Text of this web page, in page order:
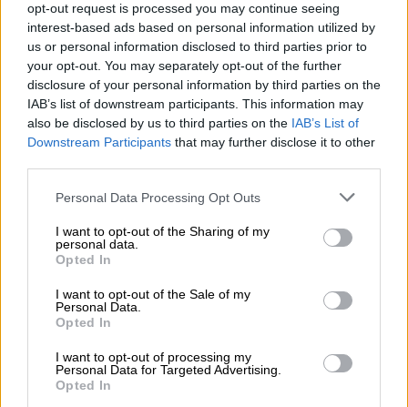
opt-out request is processed you may continue seeing
interest-based ads based on personal information utilized by
us or personal information disclosed to third parties prior to
your opt-out. You may separately opt-out of the further
disclosure of your personal information by third parties on the
IAB’s list of downstream participants. This information may
also be disclosed by us to third parties on the IAB’s List of
Downstream Participants that may further disclose it to other
Please note that this website/app uses one or more Google
not limited to your visit or usage behaviour. You may click to
grant or deny consent to Google and its third-party tags to
use your data for below specified purposes in below Google
consent section.
Personal Data Processing Opt Outs
I want to opt-out of the Sharing of my
personal data.
Opted In
I want to opt-out of the Sale of my
Personal Data.
Opted In
I want to opt-out of processing my
Personal Data for Targeted Advertising.
Opted In